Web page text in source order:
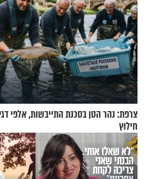
צרפת: נהר הסן בסכנת התייבשות, אלפי
חילוץ